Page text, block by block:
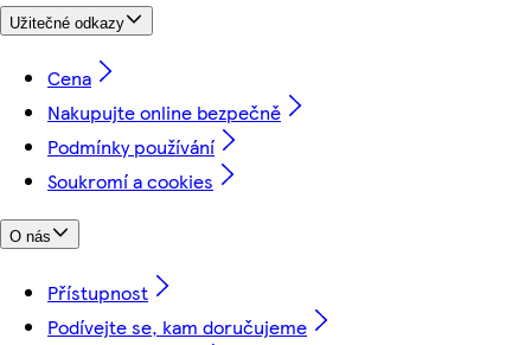
Užitečné odkazy
Cena
Nakupujte online bezpečně
Podmínky používání
Soukromí a cookies
O nás
Přístupnost
Podívejte se, kam doručujeme